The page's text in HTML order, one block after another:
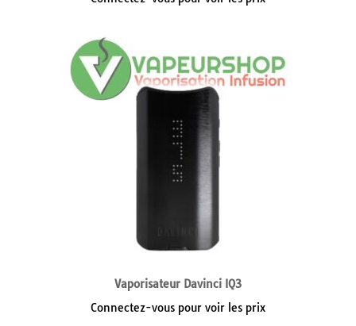
Vaporisateur Davinci IQ3
Connectez-vous pour voir les prix